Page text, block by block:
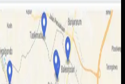
tersebar di berbagai sumber
tidak selalu konsisten.
pilihan,
kesulitan menampilkan
utuh.